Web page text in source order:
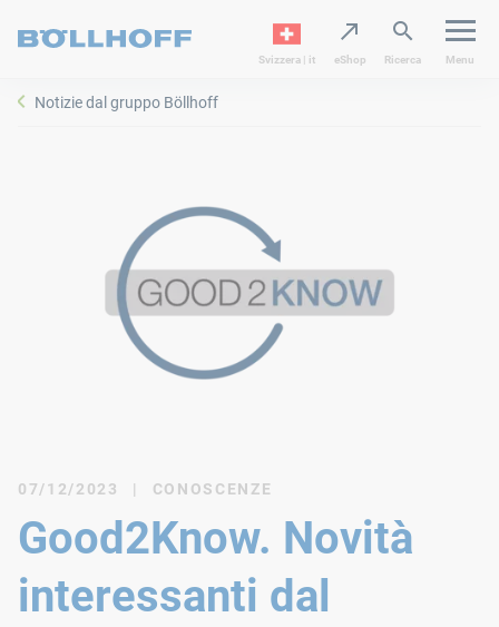
Svizzera | it eShop Ricerca Menu
Notizie dal gruppo Böllhoff
07/12/2023 | CONOSCENZE
Good2Know. Novità
interessanti dal